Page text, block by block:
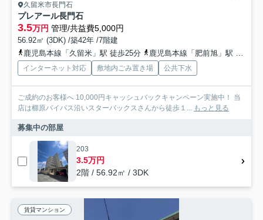
久留米市長門石
プレアール長門石
3.5万円 管理/共益費5,000円
56.92㎡ (3DK) /築42年 /7階建
鹿児島本線「久留米」駅 徒歩25分
鹿児島本線「肥前旭」駅 徒歩44分
インターネット対応 敷地内ごみ置き場 公共下水
ご成約のお客様へ 10,000円キャッシュバックキャンペーン実施中！ 当
店は櫛原バイパス沿いスターバックスさんから徒歩１... もっと見る
募集中の部屋
203
3.5万円
2階 / 56.92㎡ / 3DK
賃貸マンション